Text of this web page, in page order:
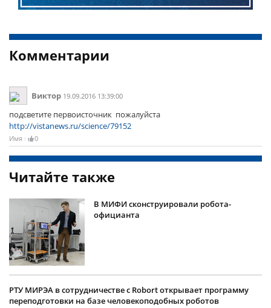
Комментарии
Виктор 19.09.2016 13:39:00
подсветите первоисточник пожалуйста
http://vistanews.ru/science/79152
Имя 0
Читайте также
В МИФИ сконструировали робота-
официанта
РТУ МИРЭА в сотрудничестве с Robort открывает программу
переподготовки на базе человекоподобных роботов